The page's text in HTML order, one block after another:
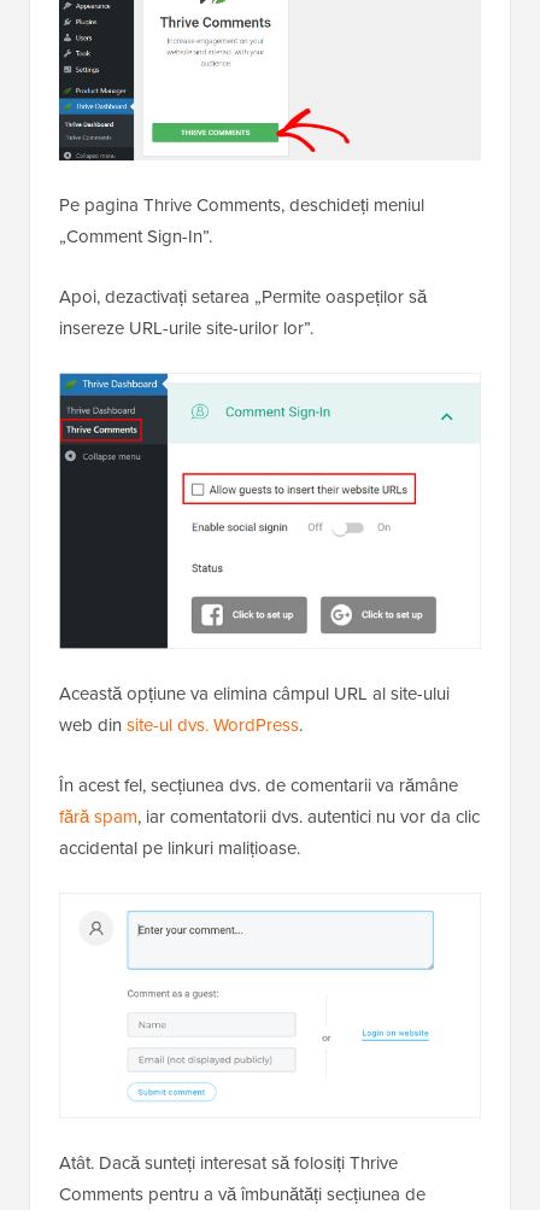
Pe pagina Thrive Comments, deschideți meniul
„Comment Sign-In”.
Apoi, dezactivați setarea „Permite oaspeților să
insereze URL-urile site-urilor lor”.
Această opțiune va elimina câmpul URL al site-ului
web din site-ul dvs. WordPress.
În acest fel, secțiunea dvs. de comentarii va rămâne
fără spam, iar comentatorii dvs. autentici nu vor da clic
accidental pe linkuri malițioase.
Atât. Dacă sunteți interesat să folosiți Thrive
Comments pentru a vă îmbunătăți secțiunea de